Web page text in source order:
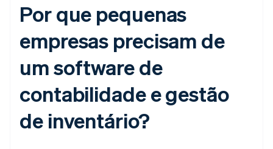
Por que pequenas
empresas precisam de
um software de
contabilidade e gestão
de inventário?